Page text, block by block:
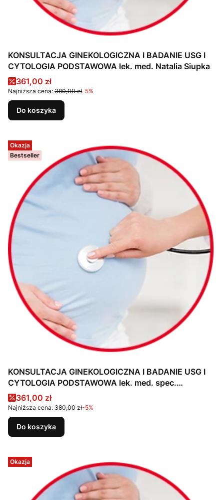
KONSULTACJA GINEKOLOGICZNA I BADANIE USG I
CYTOLOGIA PODSTAWOWA lek. med. Natalia Siupka
Cena promocyjna
361,00 zł
Najniższa cena: 380,00 zł-5%
Do koszyka
Okazja
Bestseller
KONSULTACJA GINEKOLOGICZNA I BADANIE USG I
CYTOLOGIA PODSTAWOWA lek. med. spec.
Katarzyna Handerek
Cena promocyjna
361,00 zł
Najniższa cena: 380,00 zł-5%
Do koszyka
Okazja